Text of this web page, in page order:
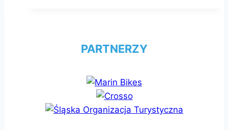
PARTNERZY